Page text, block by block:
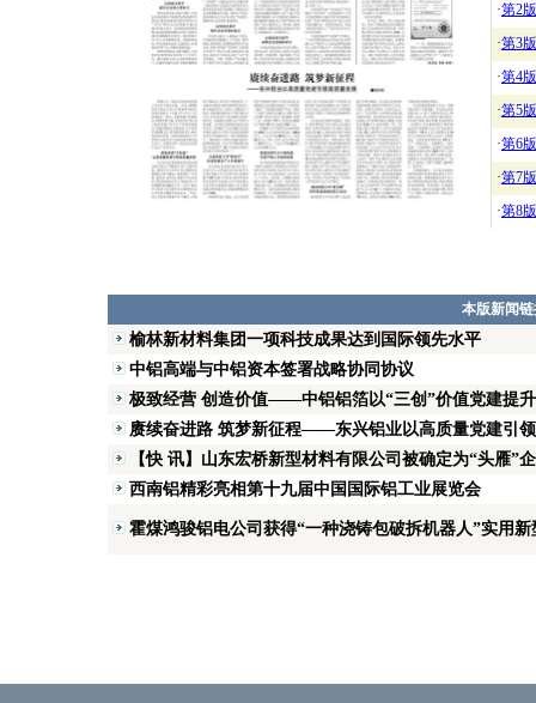
·第2版
·第3版
·第4版
·第5版
·第6版
·第7版
·第8版
本版新闻
榆林新材料集团一项科技成果达到国际领先水平
中铝高端与中铝资本签署战略协同协议
极致经营 创造价值——中铝铝箔以“三创”价值党建提
赓续奋进路 筑梦新征程——东兴铝业以高质量党建引
【快 讯】山东宏桥新型材料有限公司被确定为“头雁”
西南铝精彩亮相第十九届中国国际铝工业展览会
霍煤鸿骏铝电公司获得“一种浇铸包破拆机器人”实用新